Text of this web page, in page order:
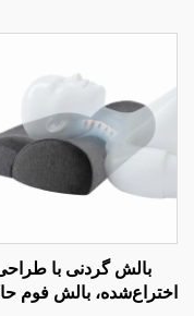
دفتر، بالش کمر B7
بالش گردنی با
اختراع‌شده، بالش فوم